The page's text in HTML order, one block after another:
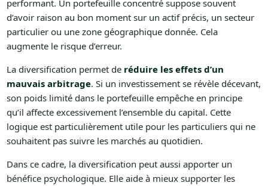
performant. Un portefeuille concentré suppose souvent
d’avoir raison au bon moment sur un actif précis, un secteur
particulier ou une zone géographique donnée. Cela
augmente le risque d’erreur.
La diversification permet de réduire les effets d’un
mauvais arbitrage. Si un investissement se révèle décevant,
son poids limité dans le portefeuille empêche en principe
qu’il affecte excessivement l’ensemble du capital. Cette
logique est particulièrement utile pour les particuliers qui ne
souhaitent pas suivre les marchés au quotidien.
Dans ce cadre, la diversification peut aussi apporter un
bénéfice psychologique. Elle aide à mieux supporter les